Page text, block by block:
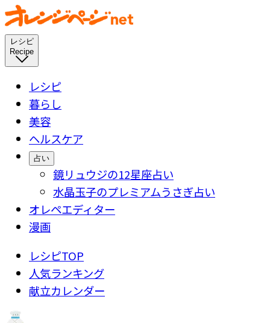
レシピ
Recipe
レシピ
暮らし
美容
ヘルスケア
占い
鏡リュウジの12星座占い
水晶玉子のプレミアムうさぎ占い
オレペエディター
漫画
レシピTOP
人気ランキング
献立カレンダー